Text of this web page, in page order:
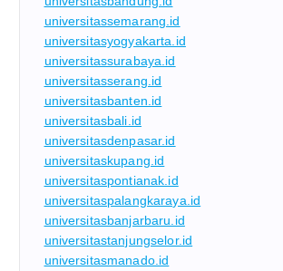
universitassemarang.id
universitasyogyakarta.id
universitassurabaya.id
universitasserang.id
universitasbanten.id
universitasbali.id
universitasdenpasar.id
universitaskupang.id
universitaspontianak.id
universitaspalangkaraya.id
universitasbanjarbaru.id
universitastanjungselor.id
universitasmanado.id